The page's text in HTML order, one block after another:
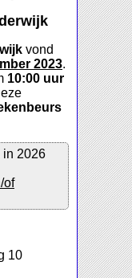
vond
2023.
10:00 uur
in 2026
of
10